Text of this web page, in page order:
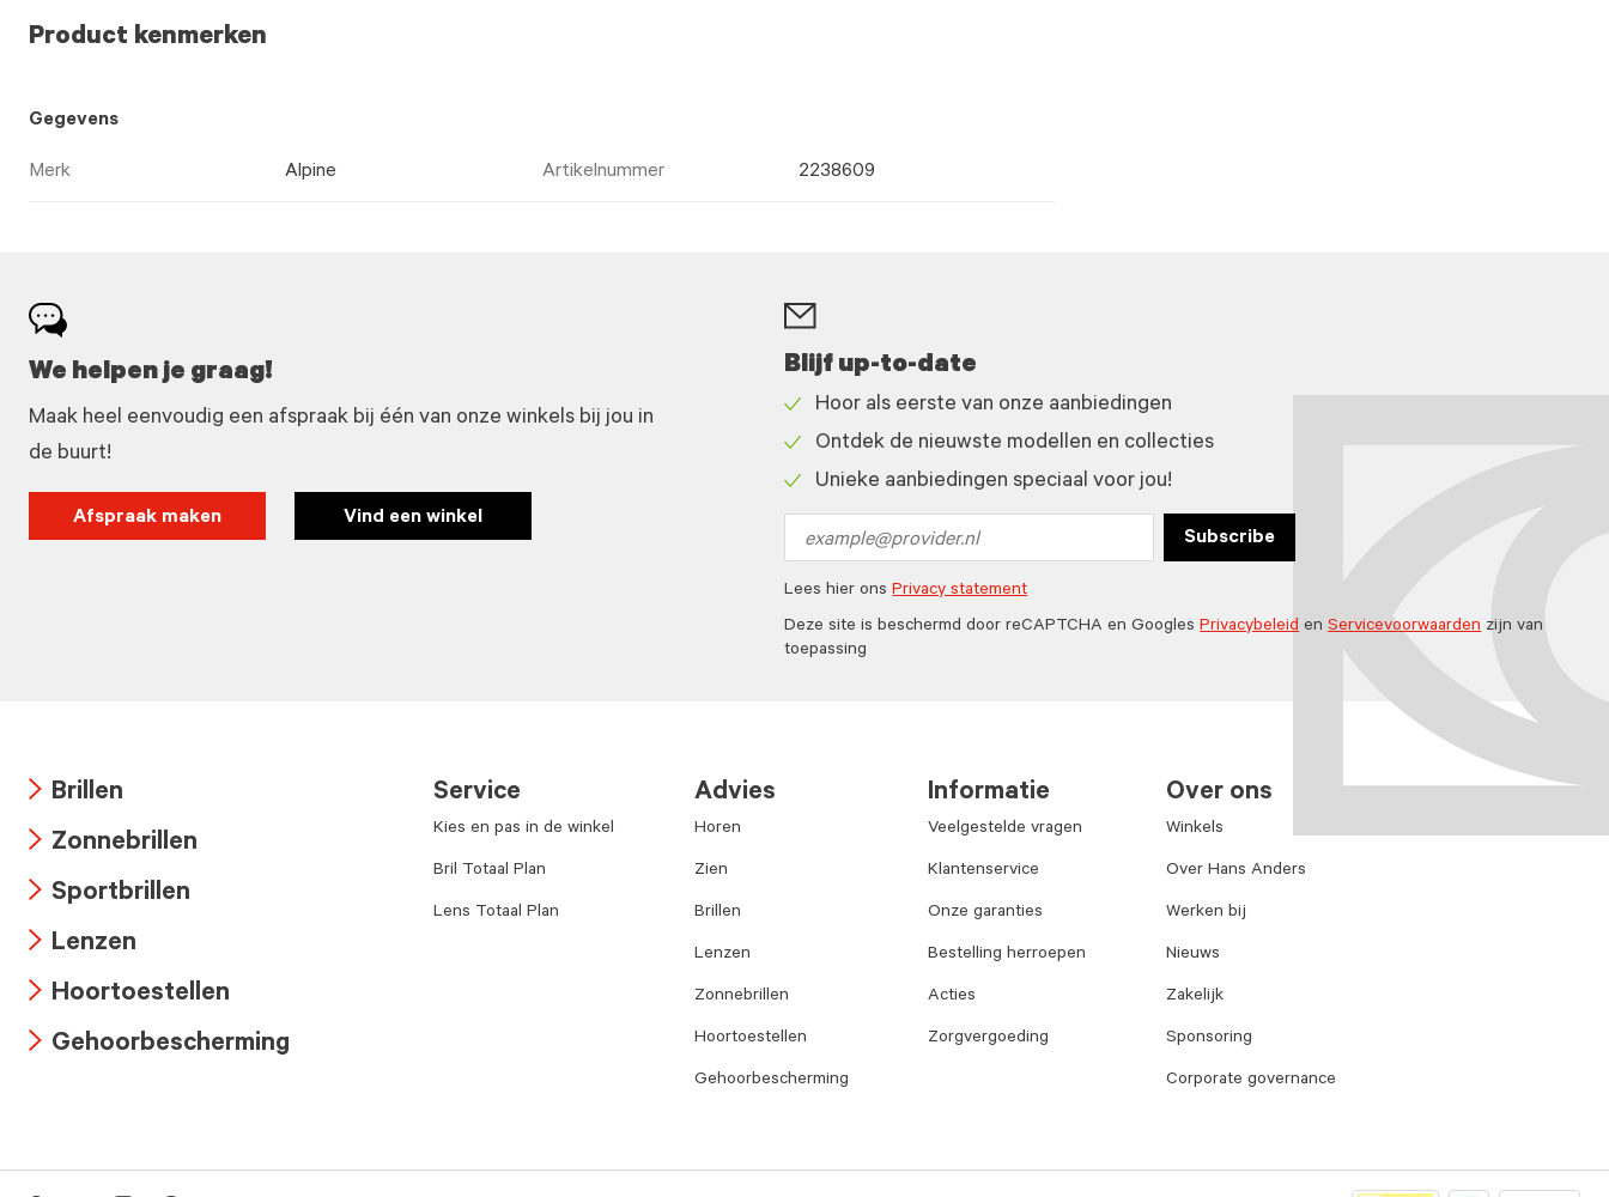
Product kenmerken
Gegevens
Merk Alpine Artikelnummer 2238609
We helpen je graag!
Maak heel eenvoudig een afspraak bij één van onze winkels bij jou in
de buurt!
Afspraak maken Vind een winkel
Blijf up-to-date
icon
Hoor als eerste van onze aanbiedingen
icon
Ontdek de nieuwste modellen en collecties
Unieke aanbiedingen speciaal voor jou!
address
Subscribe
Lees hier onsPrivacy statement
Deze site is beschermd door reCAPTCHA en GooglesPrivacybeleidenServicevoorwaardenzijn van
toepassing
icon
Brillen
icon
Zonnebrillen
icon
Sportbrillen
icon
Lenzen
icon
Hoortoestellen
Gehoorbescherming
Service
Kies en pas in de winkel
Bril Totaal Plan
Lens Totaal Plan
Advies
Horen
Zien
Brillen
Lenzen
Zonnebrillen
Hoortoestellen
Gehoorbescherming
Informatie
Veelgestelde vragen
Klantenservice
Onze garanties
Bestelling herroepen
Acties
Zorgvergoeding
Over ons
Winkels
Over Hans Anders
Werken bij
Nieuws
Zakelijk
Sponsoring
Corporate governance